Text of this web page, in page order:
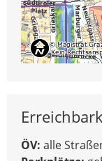
ÖV: alle